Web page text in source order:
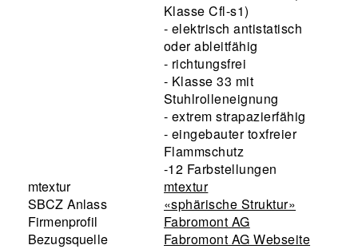
Klasse Cfl-s1)
- elektrisch antistatisch
oder ableitfähig
- richtungsfrei
- Klasse 33 mit
Stuhlrolleneignung
- extrem strapazierfähig
- eingebauter toxfreier
Flammschutz
-12 Farbstellungen
mtextur
mtextur
SBCZ Anlass
«sphärische Struktur»
Firmenprofil
Fabromont AG
Bezugsquelle
Fabromont AG Webseite